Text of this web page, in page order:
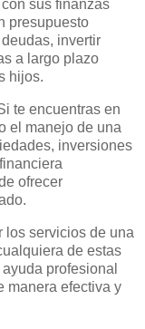
sus finanzas
presupuesto
invertir
a largo plazo
hijos.
te encuentras en
el manejo de una
inversiones
ofrecer
los servicios de una
de estas
profesional
manera efectiva y